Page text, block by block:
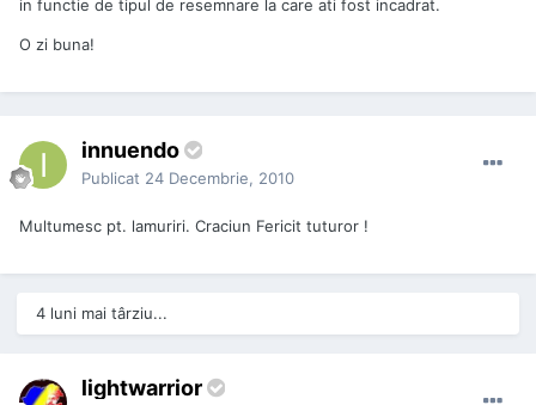
in functie de tipul de resemnare la care ati fost incadrat.
O zi buna!
innuendo
Publicat 24 Decembrie, 2010
Multumesc pt. lamuriri. Craciun Fericit tuturor !
4 luni mai târziu...
lightwarrior